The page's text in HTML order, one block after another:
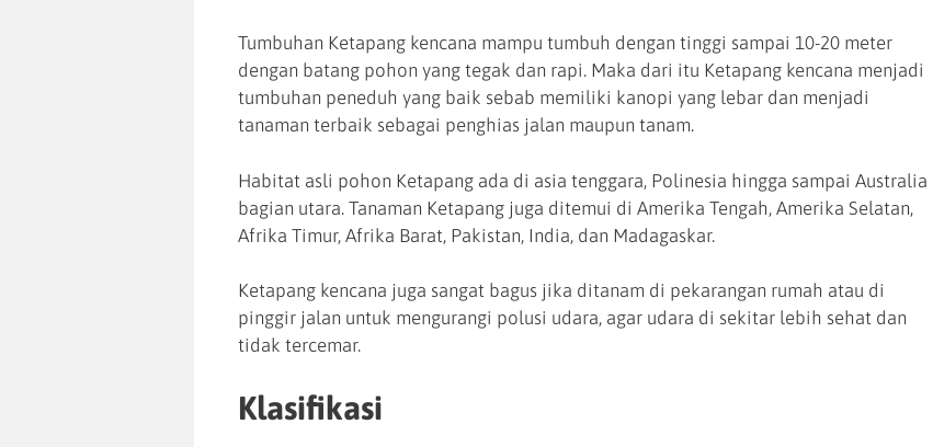
Tumbuhan Ketapang kencana mampu tumbuh dengan tinggi sampai 10-20 meter
dengan batang pohon yang tegak dan rapi. Maka dari itu Ketapang kencana menjadi
tumbuhan peneduh yang baik sebab memiliki kanopi yang lebar dan menjadi
tanaman terbaik sebagai penghias jalan maupun tanam.
Habitat asli pohon Ketapang ada di asia tenggara, Polinesia hingga sampai Australia
bagian utara. Tanaman Ketapang juga ditemui di Amerika Tengah, Amerika Selatan,
Afrika Timur, Afrika Barat, Pakistan, India, dan Madagaskar.
Ketapang kencana juga sangat bagus jika ditanam di pekarangan rumah atau di
pinggir jalan untuk mengurangi polusi udara, agar udara di sekitar lebih sehat dan
tidak tercemar.
Klasifikasi